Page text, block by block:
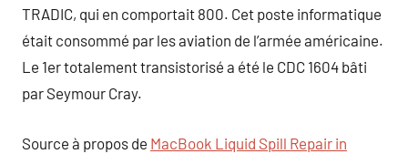
TRADIC, qui en comportait 800. Cet poste informatique
était consommé par les aviation de l’armée américaine.
Le 1er totalement transistorisé a été le CDC 1604 bâti
par Seymour Cray.
Source à propos de MacBook Liquid Spill Repair in